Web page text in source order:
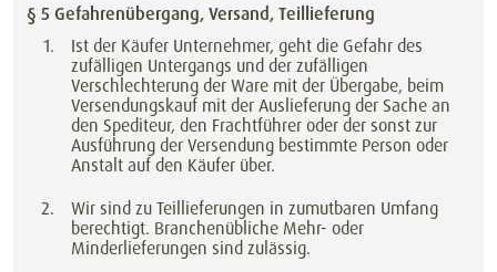
§ 5 Gefahrenübergang, Versand, Teillieferung
Ist der Käufer Unternehmer, geht die Gefahr des
zufälligen Untergangs und der zufälligen
Verschlechterung der Ware mit der Übergabe, beim
Versendungskauf mit der Auslieferung der Sache an
den Spediteur, den Frachtführer oder der sonst zur
Ausführung der Versendung bestimmte Person oder
Anstalt auf den Käufer über.
Wir sind zu Teillieferungen in zumutbaren Umfang
berechtigt. Branchenübliche Mehr- oder
Minderlieferungen sind zulässig.